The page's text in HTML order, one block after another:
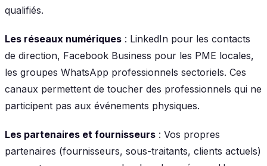
qualifiés.
Les réseaux numériques : LinkedIn pour les contacts
de direction, Facebook Business pour les PME locales,
les groupes WhatsApp professionnels sectoriels. Ces
canaux permettent de toucher des professionnels qui ne
participent pas aux événements physiques.
Les partenaires et fournisseurs : Vos propres
partenaires (fournisseurs, sous-traitants, clients actuels)